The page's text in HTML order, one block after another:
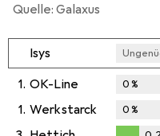
Quelle: Galaxus
Isys
1. OK-Line 0%
1. Werkstarck 0%